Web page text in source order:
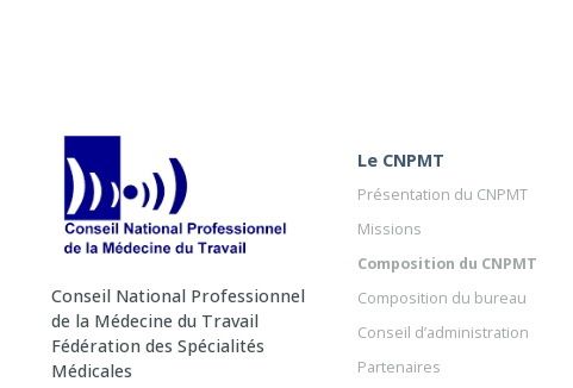
Conseil National Professionnel
de la Médecine du Travail
Fédération des Spécialités
Médicales
Le CNPMT
Présentation du CNPMT
Missions
Composition du CNPMT
Composition du bureau
Conseil d’administration
Partenaires